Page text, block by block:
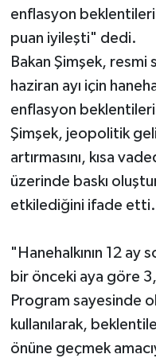
enflasyon
puan iyileşti" dedi.
Bakan Şimşek, resmi
haziran ayı için
enflasyon
Şimşek, jeopolitik
artırmasını, kısa
üzerinde baskı
etkilediğini ifade etti.
"Hanehalkının 12 ay
bir önceki aya göre
Program sayesinde
kullanılarak,
önüne geçmek
Spor
Teknoloji
Vasıta
Vefat Haberleri
Yaşam